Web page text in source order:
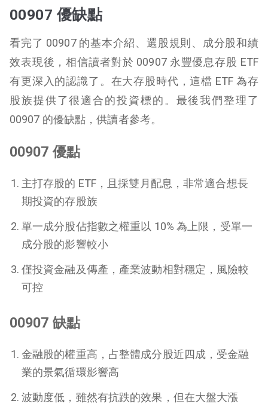
00907 優缺點
看完了 00907 的基本介紹、選股規則、成分股和績
效表現後，相信讀者對於 00907 永豐優息存股 ETF
有更深入的認識了。在大存股時代，這檔 ETF 為存
股族提供了很適合的投資標的。最後我們整理了
00907 的優缺點，供讀者參考。
00907 優點
主打存股的 ETF，且採雙月配息，非常適合想長
期投資的存股族
單一成分股佔指數之權重以 10% 為上限，受單一
成分股的影響較小
僅投資金融及傳產，產業波動相對穩定，風險較
可控
00907 缺點
金融股的權重高，占整體成分股近四成，受金融
業的景氣循環影響高
波動度低，雖然有抗跌的效果，但在大盤大漲